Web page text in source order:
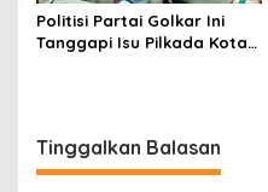
Politisi Partai Golkar Ini
Tanggapi Isu Pilkada Kota
Tinggalkan Balasan